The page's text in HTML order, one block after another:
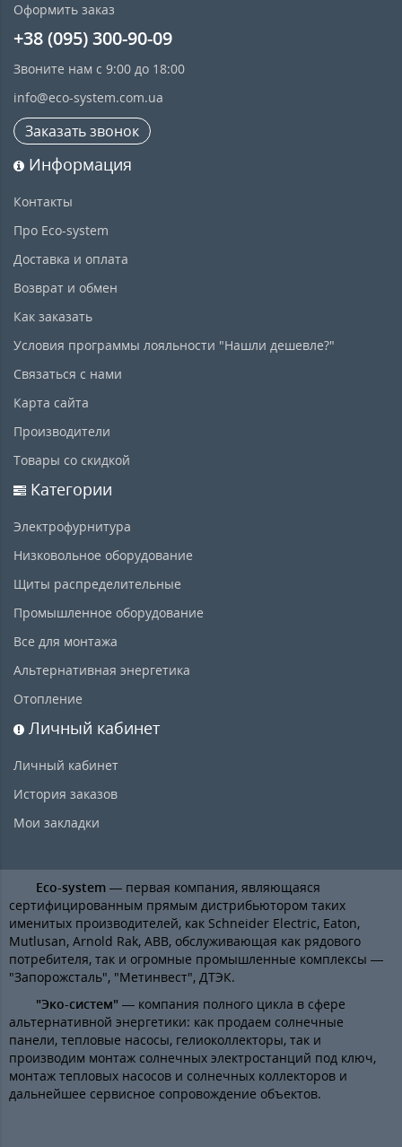
Оформить заказ
+38 (095) 300-90-09
Звоните нам с 9:00 до 18:00
info@eco-system.com.ua
Заказать звонок
Информация
Контакты
Про Eco-system
Доставка и оплата
Возврат и обмен
Как заказать
Условия программы лояльности "Нашли дешевле?"
Связаться с нами
Карта сайта
Производители
Товары со скидкой
Категории
Электрофурнитура
Низковольное оборудование
Щиты распределительные
Промышленное оборудование
Все для монтажа
Альтернативная энергетика
Отопление
Личный кабинет
Личный кабинет
История заказов
Мои закладки
Eco-system — первая компания, являющаяся
сертифицированным прямым дистрибьютором таких
именитых производителей, как Schneider Electric, Eaton,
Mutlusan, Arnold Rak, ABB, обслуживающая как рядового
потребителя, так и огромные промышленные комплексы —
"Запорожсталь", "Метинвест", ДТЭК.
"Эко-систем" — компания полного цикла в сфере
альтернативной энергетики: как продаем солнечные
панели, тепловые насосы, гелиоколлекторы, так и
производим монтаж солнечных электростанций под ключ,
монтаж тепловых насосов и солнечных коллекторов и
дальнейшее сервисное сопровождение объектов.